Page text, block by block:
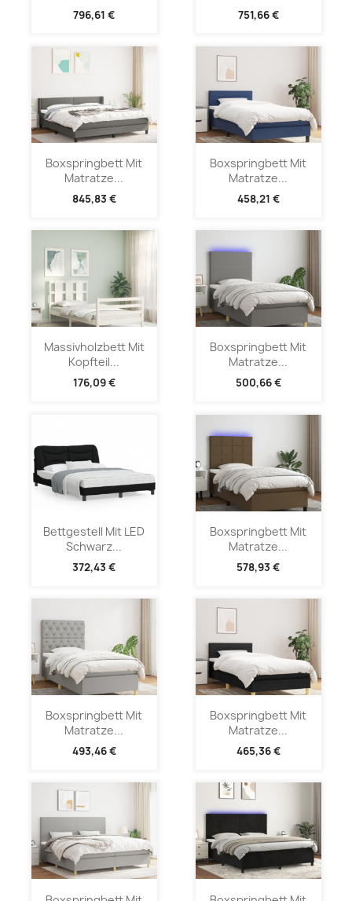
796,61 € 751,66 €
Boxspringbett Mit
Matratze...
845,83 €
Boxspringbett Mit
Matratze...
458,21 €
Massivholzbett Mit
Kopfteil...
176,09 €
Boxspringbett Mit
Matratze...
500,66 €
Bettgestell Mit LED
Schwarz...
372,43 €
Boxspringbett Mit
Matratze...
578,93 €
Boxspringbett Mit
Matratze...
493,46 €
Boxspringbett Mit
Matratze...
465,36 €